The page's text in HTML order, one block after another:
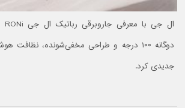
دوگانه ۱۰۰ درجه و طراحی مخفی‌شونده، نظافت
جدیدی کرد.